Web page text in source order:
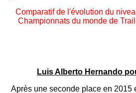
Comparatif de l'évolution du
Championnats du monde de
Luis Alberto Hernando
Après une seconde place en 2015